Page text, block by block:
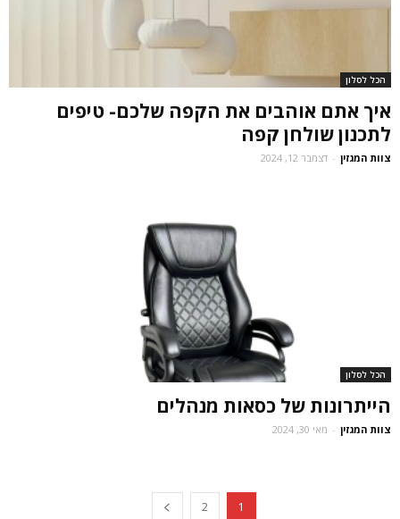
הכל לסלון
איך אתם אוהבים את הקפה שלכם- טיפים
לתכנון שולחן קפה
צוות המגזין - דצמבר 12, 2024
הכל לסלון
הייתרונות של כסאות מנהלים
צוות המגזין - מאי 30, 2024
1
2